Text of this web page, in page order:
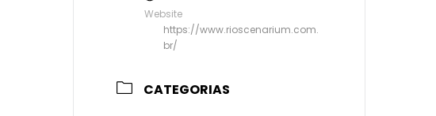
Website
https://www.rioscenarium.com.
br/
CATEGORIAS